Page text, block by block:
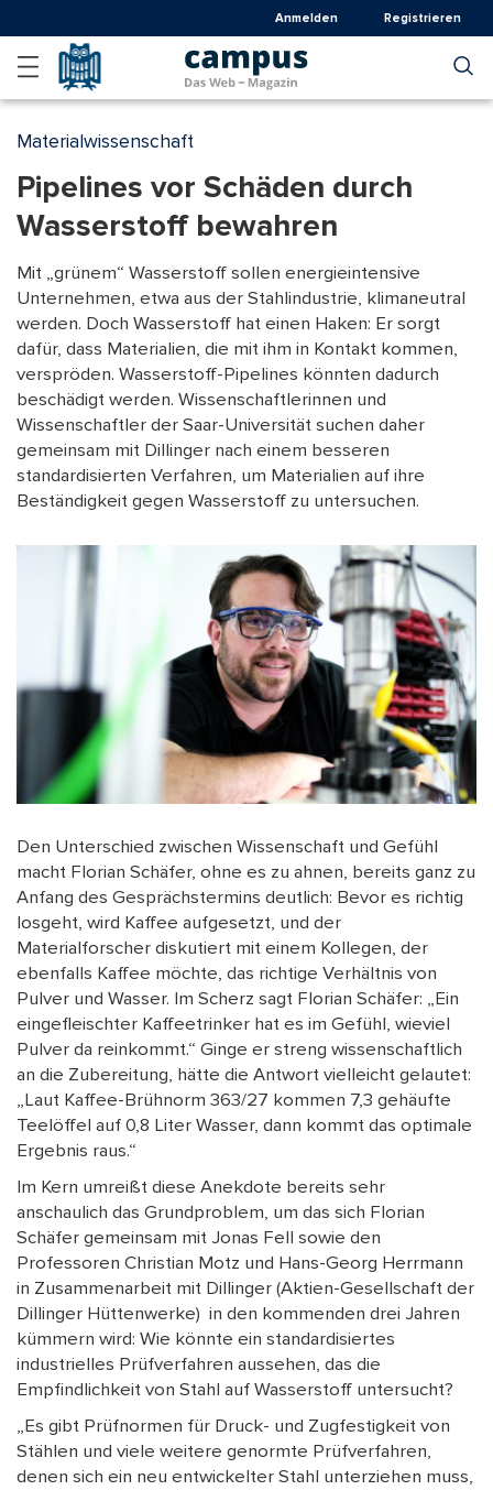
zum
Inhalt
Anmelden Registrieren
Materialwissenschaft
Pipelines vor Schäden durch
Wasserstoff bewahren
Mit „grünem“ Wasserstoff sollen energieintensive
Unternehmen, etwa aus der Stahlindustrie, klimaneutral
werden. Doch Wasserstoff hat einen Haken: Er sorgt
dafür, dass Materialien, die mit ihm in Kontakt kommen,
verspröden. Wasserstoff-Pipelines könnten dadurch
beschädigt werden. Wissenschaftlerinnen und
Wissenschaftler der Saar-Universität suchen daher
gemeinsam mit Dillinger nach einem besseren
standardisierten Verfahren, um Materialien auf ihre
Beständigkeit gegen Wasserstoff zu untersuchen.
Den Unterschied zwischen Wissenschaft und Gefühl
macht Florian Schäfer, ohne es zu ahnen, bereits ganz zu
Anfang des Gesprächstermins deutlich: Bevor es richtig
losgeht, wird Kaffee aufgesetzt, und der
Materialforscher diskutiert mit einem Kollegen, der
ebenfalls Kaffee möchte, das richtige Verhältnis von
Pulver und Wasser. Im Scherz sagt Florian Schäfer: „Ein
eingefleischter Kaffeetrinker hat es im Gefühl, wieviel
Pulver da reinkommt.“ Ginge er streng wissenschaftlich
an die Zubereitung, hätte die Antwort vielleicht gelautet:
„Laut Kaffee-Brühnorm 363/27 kommen 7,3 gehäufte
Teelöffel auf 0,8 Liter Wasser, dann kommt das optimale
Ergebnis raus.“
Im Kern umreißt diese Anekdote bereits sehr
anschaulich das Grundproblem, um das sich Florian
Schäfer gemeinsam mit Jonas Fell sowie den
Professoren Christian Motz und Hans-Georg Herrmann
in Zusammenarbeit mit Dillinger (Aktien-Gesellschaft der
Dillinger Hüttenwerke) in den kommenden drei Jahren
kümmern wird: Wie könnte ein standardisiertes
industrielles Prüfverfahren aussehen, das die
Empfindlichkeit von Stahl auf Wasserstoff untersucht?
„Es gibt Prüfnormen für Druck- und Zugfestigkeit von
Stählen und viele weitere genormte Prüfverfahren,
denen sich ein neu entwickelter Stahl unterziehen muss,